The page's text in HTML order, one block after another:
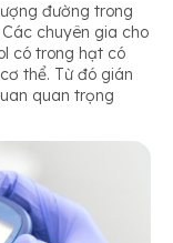
đường trong
chuyên gia cho
có trong hạt có
thể. Từ đó gián
quan trọng